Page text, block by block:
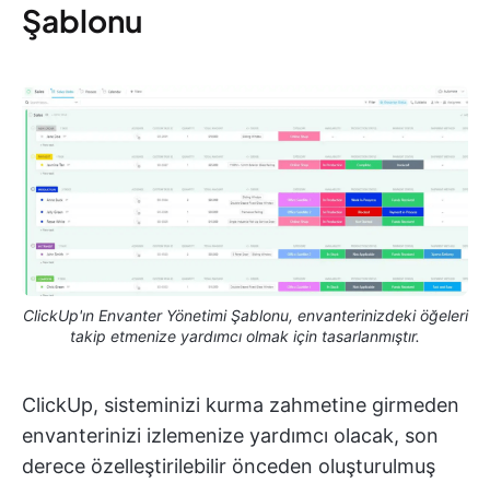
Şablonu
ClickUp'ın Envanter Yönetimi Şablonu, envanterinizdeki öğeleri
takip etmenize yardımcı olmak için tasarlanmıştır.
ClickUp, sisteminizi kurma zahmetine girmeden
envanterinizi izlemenize yardımcı olacak, son
derece özelleştirilebilir önceden oluşturulmuş